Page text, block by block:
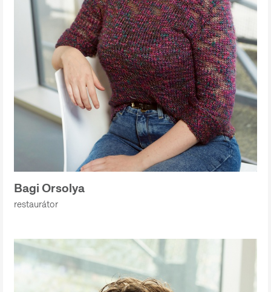
Bagi Orsolya
restaurátor